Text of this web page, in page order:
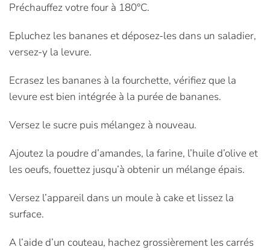
Préchauffez votre four à 180°C.
Epluchez les bananes et déposez-les dans un saladier,
versez-y la levure.
Ecrasez les bananes à la fourchette, vérifiez que la
levure est bien intégrée à la purée de bananes.
Versez le sucre puis mélangez à nouveau.
Ajoutez la poudre d’amandes, la farine, l’huile d’olive et
les oeufs, fouettez jusqu’à obtenir un mélange épais.
Versez l’appareil dans un moule à cake et lissez la
surface.
A l’aide d’un couteau, hachez grossièrement les carrés